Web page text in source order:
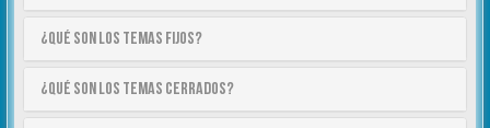
¿Qué son los temas fijos?
¿Qué son los temas cerrados?